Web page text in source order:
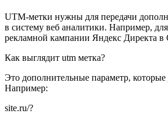
UTM-метки нужны для передачи
в систему веб аналитики. Например,
рекламной кампании Яндекс Директа в
Как выглядит utm метка?
Это дополнительные параметр, которые
Например:
site.ru/?